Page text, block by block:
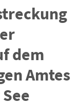
dem
Amtes